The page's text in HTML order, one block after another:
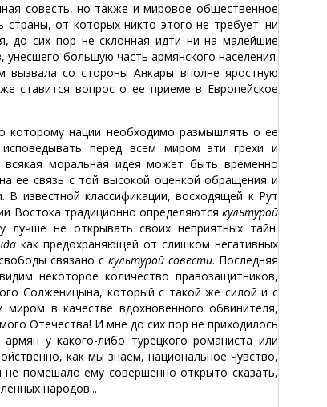
совесть, но также и мировое общественное
страны, от которых никто этого не требует: ни
до сих пор не склонная идти ни на малейшие
большую часть армянского населения.
вызвала со стороны Анкары вполне яростную
ставится вопрос о ее приеме в Европейское
которому нации необходимо размышлять о ее
перед всем миром эти грехи и
моральная идея может быть временно
ее связь с той высокой оценкой обращения и
В известной классификации, восходящей к Рут
Востока традиционно определяются культурой
не открывать своих неприятных тайн.
как предохраняющей от слишком негативных
связано с культурой совести. Последняя
некоторое количество правозащитников,
Солженицына, который с такой же силой и с
в качестве вдохновенного обвинителя,
Отечества! И мне до сих пор не приходилось
у какого-либо турецкого романиста или
как мы знаем, национальное чувство,
помешало ему совершенно открыто сказать,
народов...